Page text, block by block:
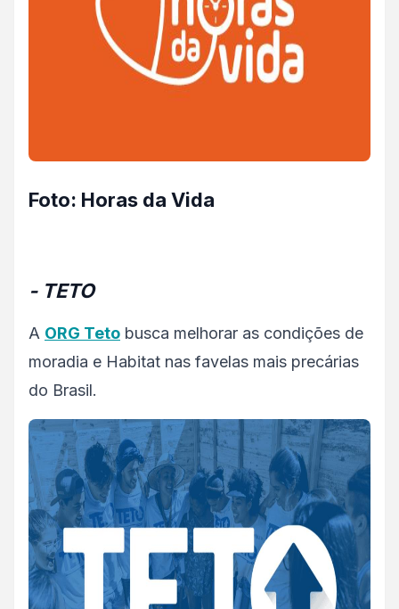
Foto: Horas da Vida
- TETO
A ORG Teto busca melhorar as condições de
moradia e Habitat nas favelas mais precárias
do Brasil.